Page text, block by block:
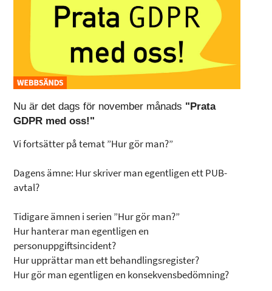
Nu är det dags för november månads "Prata
GDPR med oss!"
Vi fortsätter på temat ”Hur gör man?”
Dagens ämne: Hur skriver man egentligen ett PUB-
avtal?
Tidigare ämnen i serien ”Hur gör man?”
Hur hanterar man egentligen en
personuppgiftsincident?
Hur upprättar man ett behandlingsregister?
Hur gör man egentligen en konsekvensbedömning?